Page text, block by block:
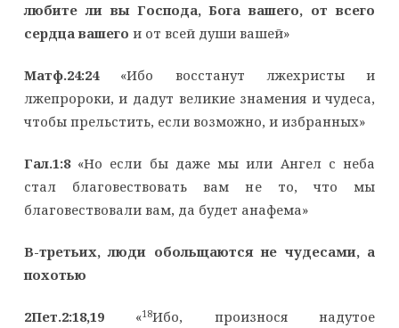
любите ли вы Господа, Бога вашего, от всего
сердца вашего и от всей души вашей»
Матф.24:24«Ибо восстанут лжехристы и
лжепророки, и дадут великие знамения и чудеса,
чтобы прельстить, если возможно, и избранных»
Гал.1:8«Но если бы даже мы или Ангел с неба
стал благовествовать вам не то, что мы
благовествовали вам, да будет анафема»
В-третьих, люди обольщаются не чудесами, а
похотью
2Пет.2:18,19«18Ибо, произнося надутое